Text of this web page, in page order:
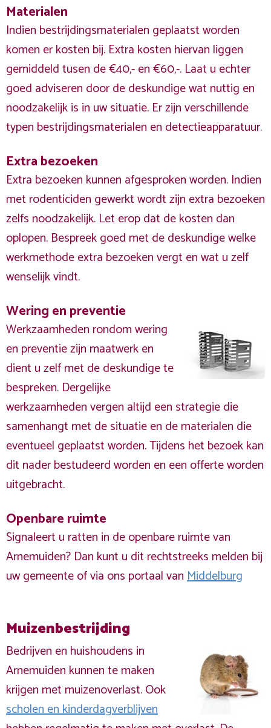
Materialen
Indien bestrijdingsmaterialen geplaatst worden
komen er kosten bij. Extra kosten hiervan liggen
gemiddeld tusen de €40,- en €60,-. Laat u echter
goed adviseren door de deskundige wat nuttig en
noodzakelijk is in uw situatie. Er zijn verschillende
typen bestrijdingsmaterialen en detectieapparatuur.
Extra bezoeken
Extra bezoeken kunnen afgesproken worden. Indien
met rodenticiden gewerkt wordt zijn extra bezoeken
zelfs noodzakelijk. Let erop dat de kosten dan
oplopen. Bespreek goed met de deskundige welke
werkmethode extra bezoeken vergt en wat u zelf
wenselijk vindt.
Wering en preventie
Werkzaamheden rondom wering
en preventie zijn maatwerk en
dient u zelf met de deskundige te
bespreken. Dergelijke
werkzaamheden vergen altijd een strategie die
samenhangt met de situatie en de materialen die
eventueel geplaatst worden. Tijdens het bezoek kan
dit nader bestudeerd worden en een offerte worden
uitgebracht.
Openbare ruimte
Signaleert u ratten in de openbare ruimte van
Arnemuiden? Dan kunt u dit rechtstreeks melden bij
uw gemeente of via ons portaal vanMiddelburg
Muizenbestrijding
Bedrijven en huishoudens in
Arnemuiden kunnen te maken
krijgen met muizenoverlast. Ook
scholen en kinderdagverblijven